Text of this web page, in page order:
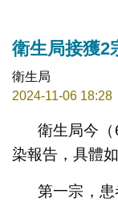
衛生局接獲2
衛生局
2024-11-06 18:28
衛生局今
染報告，具體如
第一宗，